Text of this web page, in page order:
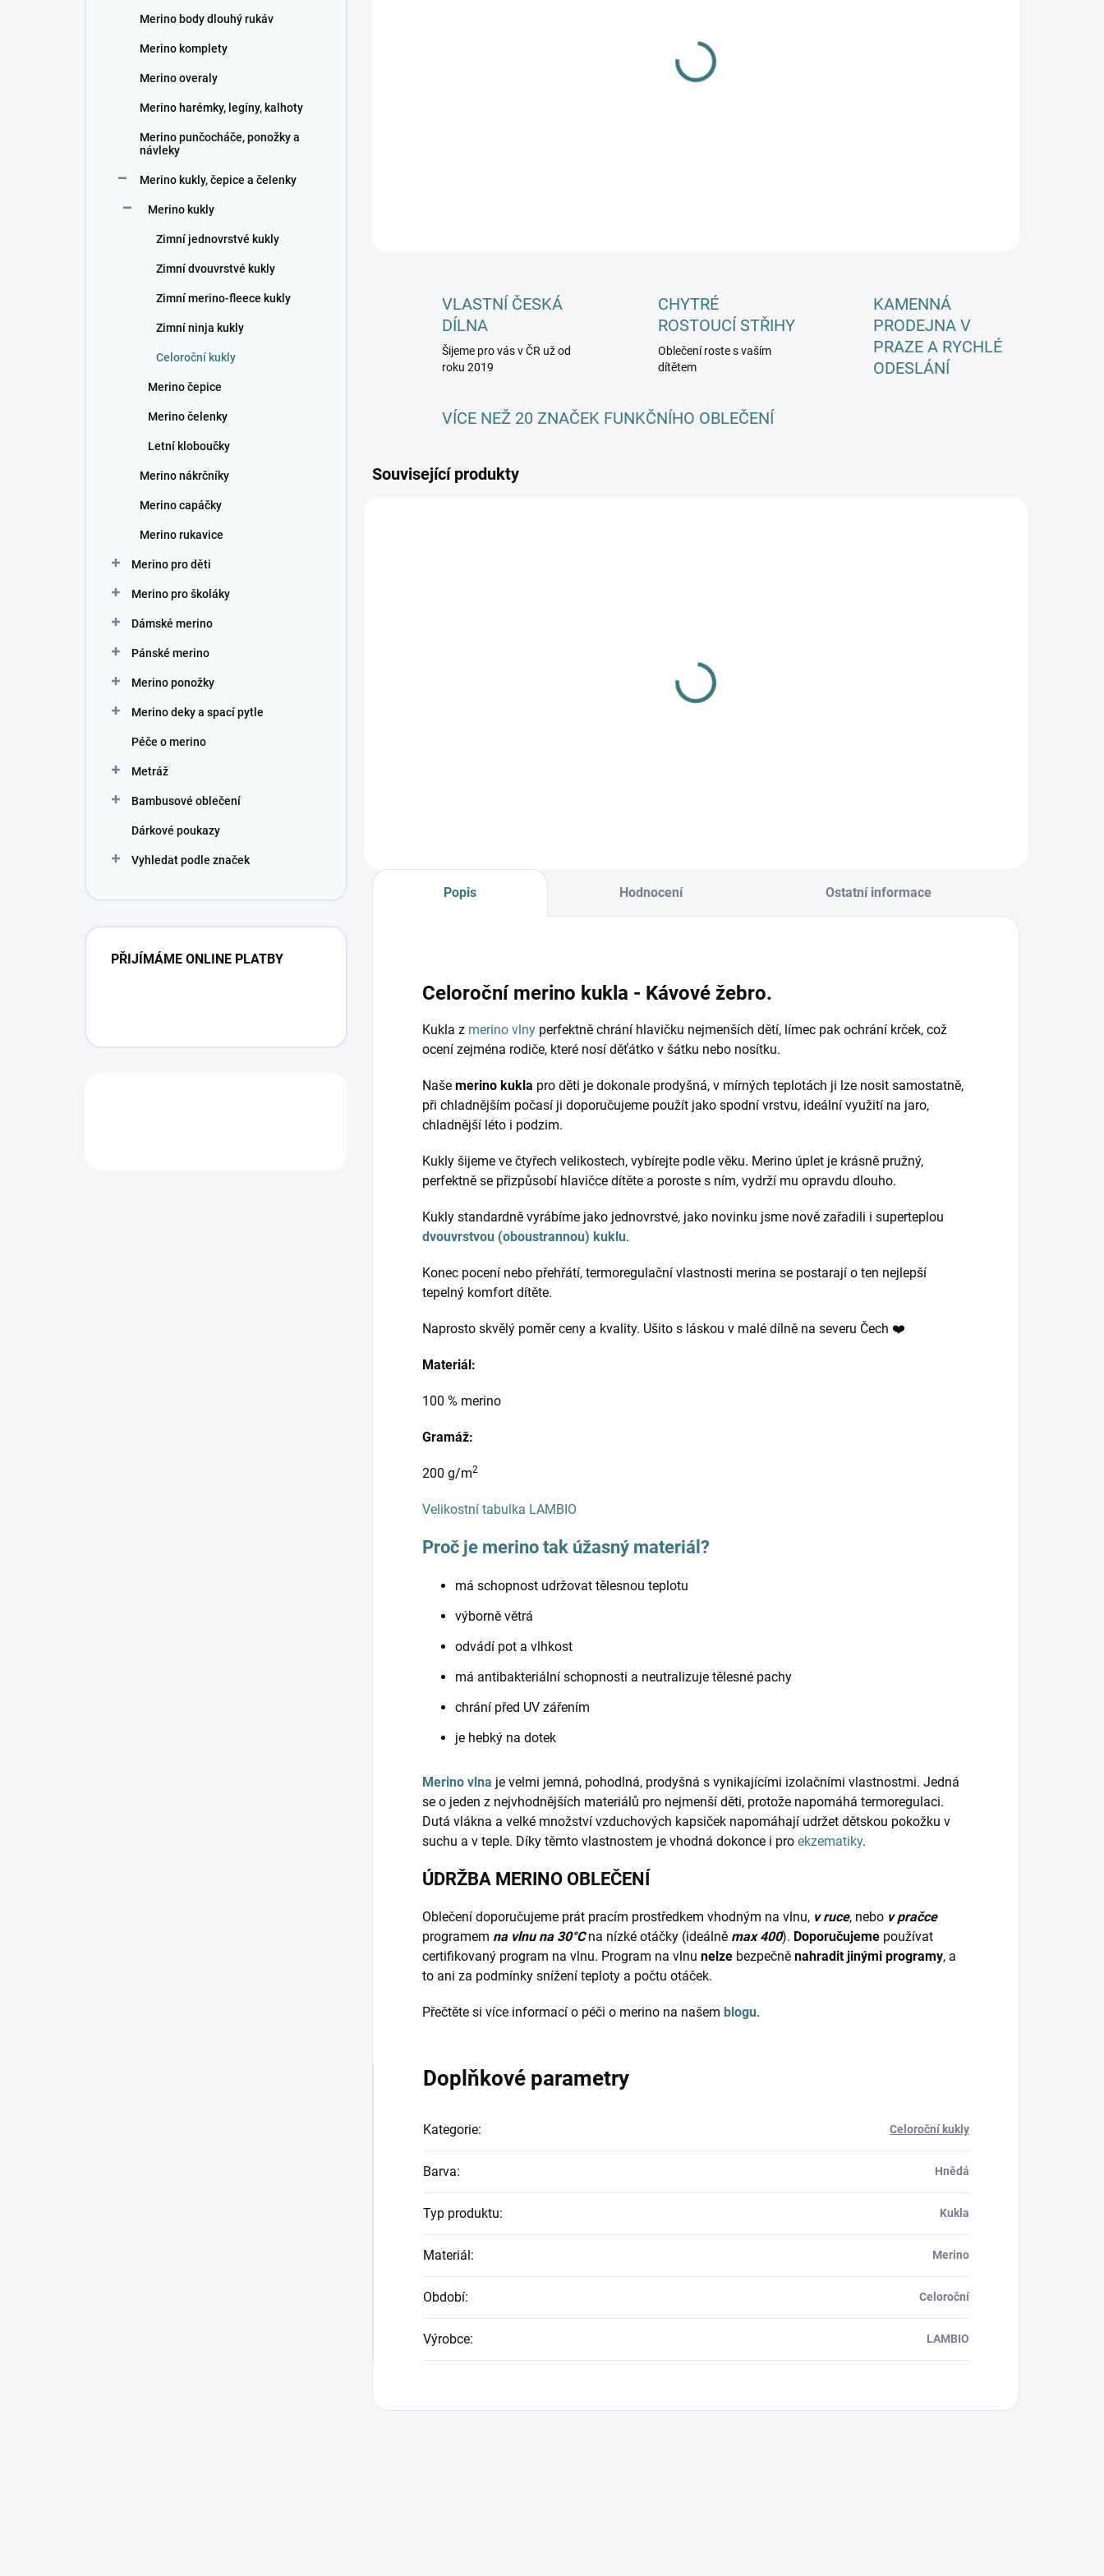
Merino body dlouhý rukáv
Merino komplety
Merino overaly
Merino harémky, legíny, kalhoty
Merino punčocháče, ponožky a
návleky
Merino kukly, čepice a čelenky
Merino kukly
Zimní jednovrstvé kukly
Zimní dvouvrstvé kukly
Zimní merino-fleece kukly
Zimní ninja kukly
Celoroční kukly
Merino čepice
Merino čelenky
Letní kloboučky
Merino nákrčníky
Merino capáčky
Merino rukavice
Merino pro děti
Merino pro školáky
Dámské merino
Pánské merino
Merino ponožky
Merino deky a spací pytle
Péče o merino
Metráž
Bambusové oblečení
Dárkové poukazy
Vyhledat podle značek
PŘIJÍMÁME ONLINE PLATBY
VLASTNÍ ČESKÁ
DÍLNA
Šijeme pro vás v ČR už od
roku 2019
CHYTRÉ
ROSTOUCÍ STŘIHY
Oblečení roste s vaším
dítětem
KAMENNÁ
PRODEJNA V
PRAZE A RYCHLÉ
ODESLÁNÍ
VÍCE NEŽ 20 ZNAČEK FUNKČNÍHO OBLEČENÍ
Související produkty
Popis Hodnocení Ostatní informace
Celoroční merino kukla - Kávové žebro.
Kukla z merino vlny perfektně chrání hlavičku nejmenších dětí, límec pak ochrání krček, což
ocení zejména rodiče, které nosí děťátko v šátku nebo nosítku.
Naše merino kukla pro děti je dokonale prodyšná, v mírných teplotách ji lze nosit samostatně,
při chladnějším počasí ji doporučujeme použít jako spodní vrstvu, ideální využití na jaro,
chladnější léto i podzim.
Kukly šijeme ve čtyřech velikostech, vybírejte podle věku. Merino úplet je krásně pružný,
perfektně se přizpůsobí hlavičce dítěte a poroste s ním, vydrží mu opravdu dlouho.
Kukly standardně vyrábíme jako jednovrstvé, jako novinku jsme nově zařadili i superteplou
dvouvrstvou (oboustrannou) kuklu.
Konec pocení nebo přehřátí, termoregulační vlastnosti merina se postarají o ten nejlepší
tepelný komfort dítěte.
Naprosto skvělý poměr ceny a kvality. Ušito s láskou v malé dílně na severu Čech ❤️
Materiál:
100 % merino
Gramáž:
200 g/m2
Velikostní tabulka LAMBIO
Proč je merino tak úžasný materiál?
má schopnost udržovat tělesnou teplotu
výborně větrá
odvádí pot a vlhkost
má antibakteriální schopnosti a neutralizuje tělesné pachy
chrání před UV zářením
je hebký na dotek
Merino vlna je velmi jemná, pohodlná, prodyšná s vynikajícími izolačními vlastnostmi. Jedná
se o jeden z nejvhodnějších materiálů pro nejmenší děti, protože napomáhá termoregulaci.
Dutá vlákna a velké množství vzduchových kapsiček napomáhají udržet dětskou pokožku v
suchu a v teple. Díky těmto vlastnostem je vhodná dokonce i pro ekzematiky.
ÚDRŽBA MERINO OBLEČENÍ
Oblečení doporučujeme prát pracím prostředkem vhodným na vlnu, v ruce, nebo v pračce
programem na vlnu na 30°Cna nízké otáčky (ideálně max 400). Doporučujeme používat
certifikovaný program na vlnu. Program na vlnu nelze bezpečně nahradit jinými programy, a
to ani za podmínky snížení teploty a počtu otáček.
Přečtěte si více informací o péči o merino na našem blogu.
Doplňkové parametry
Kategorie: Celoroční kukly
Barva: Hnědá
Typ produktu: Kukla
Materiál: Merino
Období: Celoroční
Výrobce: LAMBIO